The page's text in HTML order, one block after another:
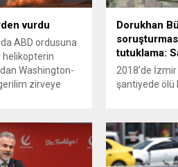
vurdu
ABD ordusuna
helikopterin
Washington-
zirveye
ve radarları
Muhafızları
Amerikan
Dorukhan
tutuklama:
2018’de İzmir
şantiyede ölü
artmaya
Olay Yeri
Atakan